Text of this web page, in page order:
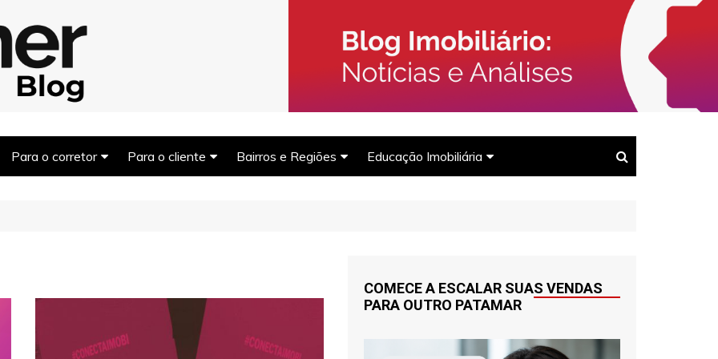
Blog Homer: Mercado Imobiliário, Corretores e
encontrarem parceiros e venderem mais.
Para o corretor
Financiamento imobiliário
Documentação e trâmites
Para o cliente Bairros e Regiões Educação Imobiliária
COMECE A ESCALAR SUAS VENDAS
PARA OUTRO PATAMAR